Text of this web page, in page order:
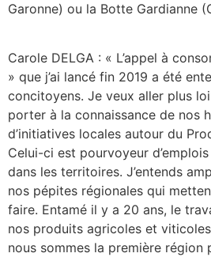
Garonne) ou la Botte Gardianne
Carole DELGA : « L’appel à
» que j’ai lancé fin 2019 a été
concitoyens. Je veux aller plus
porter à la connaissance de nos
d’initiatives locales autour du
Celui-ci est pourvoyeur
dans les territoires. J’entends
nos pépites régionales qui
faire. Entamé il y a 20 ans, le
nos produits agricoles et
nous sommes la première région